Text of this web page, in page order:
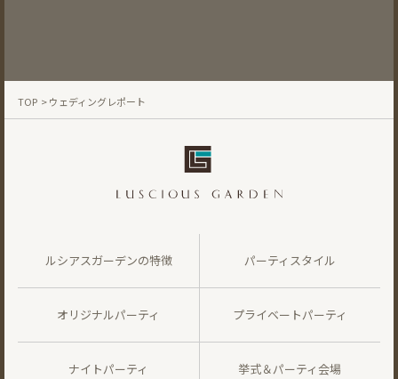
TOP > ウェディングレポート
ルシアスガーデンの特徴 パーティスタイル
オリジナルパーティ プライベートパーティ
ナイトパーティ 挙式＆パーティ会場